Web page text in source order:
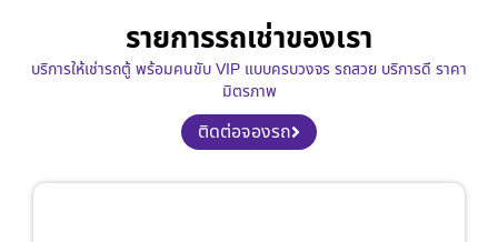
รายการรถเช่าของเรา
บริการให้เช่ารถตู้ พร้อมคนขับ VIP แบบครบวงจร รถสวย บริการดี ราคา
มิตรภาพ
ติดต่อจองรถ